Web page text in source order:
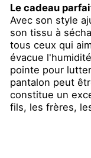
Le cadeau
Avec son style
son tissu à
tous ceux qui
évacue
pointe pour
pantalon peut
constitue un
fils, les frères,